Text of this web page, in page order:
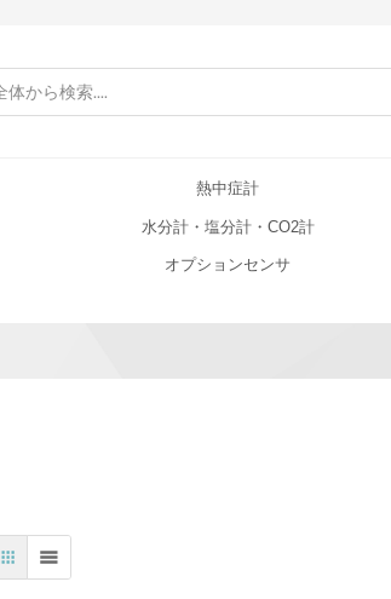
熱中症計
水分計・塩分計・CO2計
オプションセンサ
表 リスト